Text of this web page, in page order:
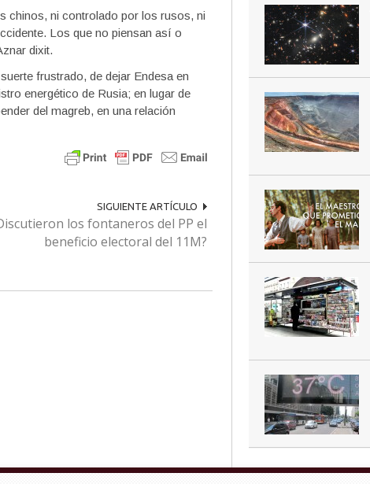
chinos, ni controlado por los rusos, ni
Los que no piensan así o
dixit.
frustrado, de dejar Endesa en
energético de Rusia; en lugar de
del magreb, en una relación
SIGUIENTE ARTÍCULO
los fontaneros del PP el
beneficio electoral del 11M?